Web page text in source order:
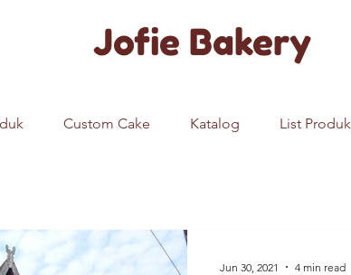
Jofie Bakery
Custom Cake Katalog List Produk
Jun 30, 2021 4 min read